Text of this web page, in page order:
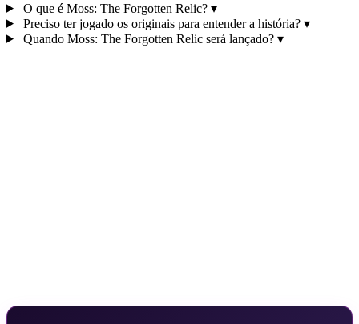
O que é Moss: The Forgotten Relic? ▾
Preciso ter jogado os originais para entender a história? ▾
Quando Moss: The Forgotten Relic será lançado? ▾